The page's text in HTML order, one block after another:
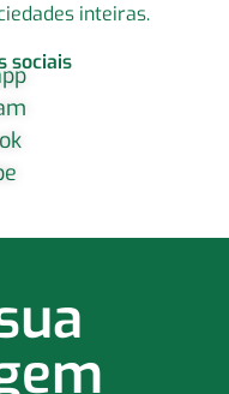
inteiras.
sociais